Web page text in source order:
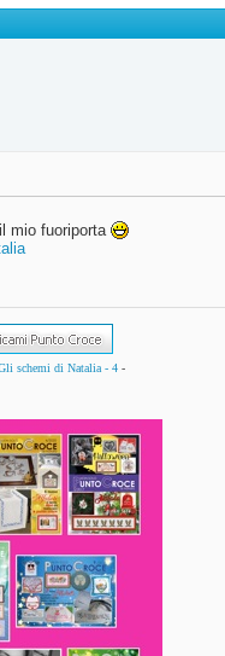
mio fuoriporta
schemi di Natalia - 4 -